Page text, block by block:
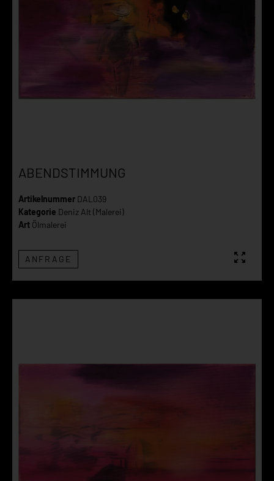
ABENDSTIMMUNG
Artikelnummer DAL039
Kategorie Deniz Alt (Malerei)
Art Ölmalerei
ANFRAGE